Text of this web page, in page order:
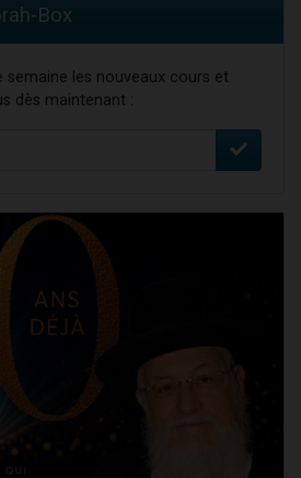
Box
semaine les nouveaux cours et
dès maintenant :